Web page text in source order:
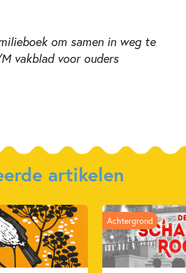
om samen in weg te
vakblad voor ouders
artikelen
Achtergrond